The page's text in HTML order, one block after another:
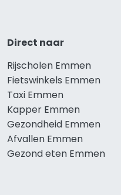
Direct naar
Rijscholen Emmen
Fietswinkels Emmen
Taxi Emmen
Kapper Emmen
Gezondheid Emmen
Afvallen Emmen
Gezond eten Emmen